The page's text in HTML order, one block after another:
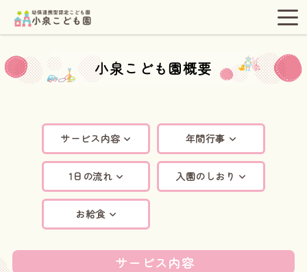
小泉こども園概要
サービス内容 年間行事
1日の流れ 入園のしおり
お給食
サービス内容